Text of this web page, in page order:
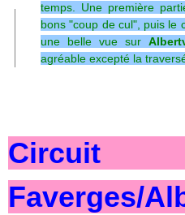
temps. Une première
bons "coup de cul", puis le
une belle vue sur
agréable excepté la
Faverges/